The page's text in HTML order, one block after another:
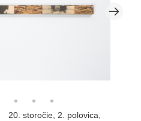
20. storočie, 2. polovica,